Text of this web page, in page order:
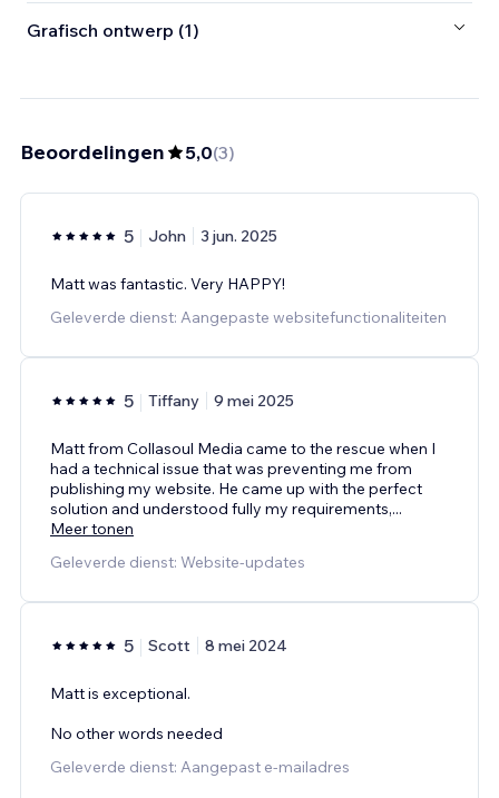
Grafisch ontwerp (1)
Beoordelingen 5,0(3)
5 John 3 jun. 2025
Matt was fantastic. Very HAPPY!
Geleverde dienst: Aangepaste websitefunctionaliteiten
5 Tiffany 9 mei 2025
Matt from Collasoul Media came to the rescue when I
had a technical issue that was preventing me from
publishing my website. He came up with the perfect
solution and understood fully my requirements,...
Meer tonen
Geleverde dienst: Website-updates
5 Scott 8 mei 2024
Matt is exceptional.
No other words needed
Geleverde dienst: Aangepast e-mailadres